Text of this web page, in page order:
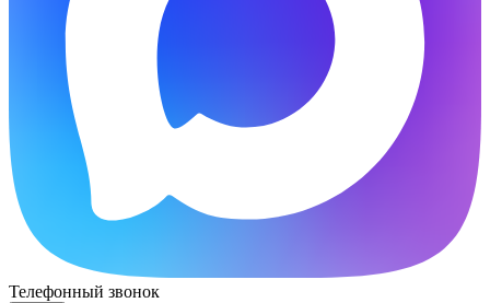
Телефонный звонок